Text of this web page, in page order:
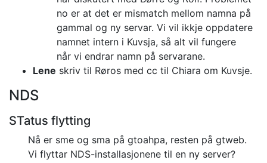
no er at det er mismatch mellom namna på
gammal og ny servar. Vi vil ikkje oppdatere
namnet intern i Kuvsja, så alt vil fungere
når vi endrar namn på servarane.
Lene skriv til Røros med cc til Chiara om Kuvsje.
NDS
STatus flytting
Nå er sme og sma på gtoahpa, resten på gtweb.
Vi flyttar NDS-installasjonene til en ny server?